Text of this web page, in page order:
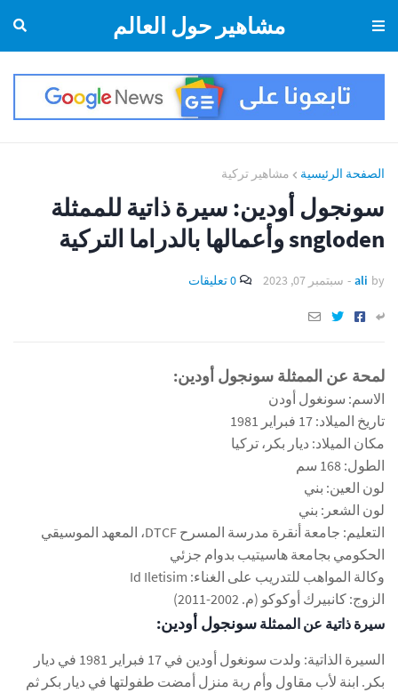
مشاهير حول العالم
الصفحة الرئيسية مشاهير تركية
سونجول أودين: سيرة ذاتية للممثلة
sngloden وأعمالها بالدراما التركية
by
ali
- سبتمبر 07, 2023 0 تعليقات
لمحة عن الممثلة سونجول أودين:
الاسم: سونغول أودن
تاريخ الميلاد: 17 فبراير 1981
مكان الميلاد: ديار بكر، تركيا
الطول: 168 سم
لون العين: بني
لون الشعر: بني
التعليم: جامعة أنقرة مدرسة المسرح DTCF، المعهد الموسيقي
الحكومي بجامعة هاسيتيب بدوام جزئي
وكالة المواهب للتدريب على الغناء: Id Iletisim
الزوج: كانبيرك أوكوكو (م. 2002-2011)
سيرة ذاتية عن الممثلة سونجول أودين:
السيرة الذاتية: ولدت سونغول أودين في 17 فبراير 1981 في ديار
بكر. ابنة لأب مقاول وأم ربة منزل أمضت طفولتها في ديار بكر ثم